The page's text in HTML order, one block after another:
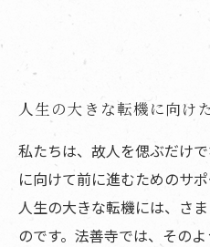
人生の大きな転機に向け
私たちは、故人を偲ぶだけ
に向けて前に進むためのサ
人生の大きな転機には、さ
のです。法善寺では、その